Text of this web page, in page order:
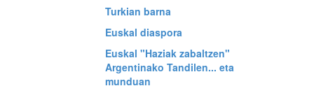
Turkian barna
Euskal diaspora
Euskal "Haziak zabaltzen"
Argentinako Tandilen... eta
munduan